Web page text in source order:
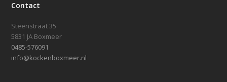
Contact
Steenstraat 35
5831 JA Boxmeer
0485-576091
info@kockenboxmeer.nl